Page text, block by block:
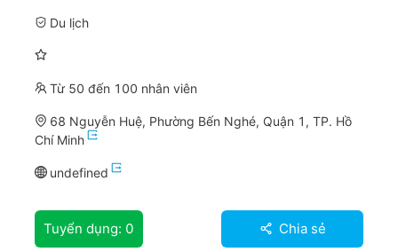
Du lịch
Từ 50 đến 100 nhân viên
68 Nguyễn Huệ, Phường Bến Nghé, Quận 1, TP. Hồ
Chí Minh
undefined
Tuyển dụng: 0 Chia sẻ